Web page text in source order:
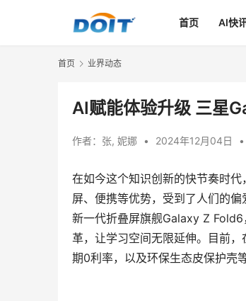
首页 AI快
首页 业界动态
AI赋能体验升级 三星
作者： 张, 妮娜 • 2024年12月04日 •
在如今这个知识创新的快节奏时
屏、便携等优势，受到了人们的
新一代折叠屏旗舰Galaxy Z
革，让学习空间无限延伸。目前
期0利率，以及环保生态皮保护壳